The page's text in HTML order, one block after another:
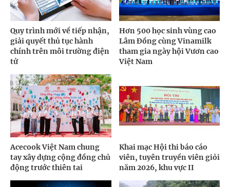
Quy trình mới về tiếp nhận,
giải quyết thủ tục hành
chính trên môi trường điện
tử
Hơn 500 học sinh vùng cao
Lâm Đồng cùng Vinamilk
tham gia ngày hội Vươn cao
Việt Nam
Acecook Việt Nam chung
tay xây dựng cộng đồng chủ
động trước thiên tai
Khai mạc Hội thi báo cáo
viên, tuyên truyền viên giỏi
năm 2026, khu vực II